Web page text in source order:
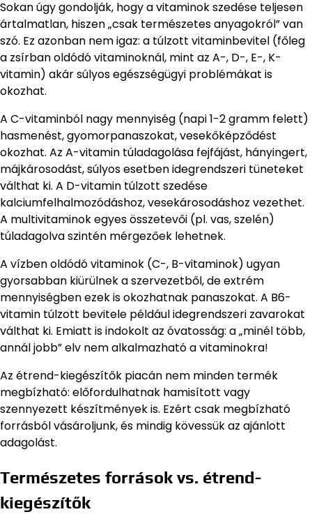
Sokan úgy gondolják, hogy a vitaminok szedése teljesen
ártalmatlan, hiszen „csak természetes anyagokról” van
szó. Ez azonban nem igaz: a túlzott vitaminbevitel (főleg
a zsírban oldódó vitaminoknál, mint az A-, D-, E-, K-
vitamin) akár súlyos egészségügyi problémákat is
okozhat.
A C-vitaminból nagy mennyiség (napi 1-2 gramm felett)
hasmenést, gyomorpanaszokat, vesekőképződést
okozhat. Az A-vitamin túladagolása fejfájást, hányingert,
májkárosodást, súlyos esetben idegrendszeri tüneteket
válthat ki. A D-vitamin túlzott szedése
kalciumfelhalmozódáshoz, vesekárosodáshoz vezethet.
A multivitaminok egyes összetevői (pl. vas, szelén)
túladagolva szintén mérgezőek lehetnek.
A vízben oldódó vitaminok (C-, B-vitaminok) ugyan
gyorsabban kiürülnek a szervezetből, de extrém
mennyiségben ezek is okozhatnak panaszokat. A B6-
vitamin túlzott bevitele például idegrendszeri zavarokat
válthat ki. Emiatt is indokolt az óvatosság: a „minél több,
annál jobb” elv nem alkalmazható a vitaminokra!
Az étrend-kiegészítők piacán nem minden termék
megbízható: előfordulhatnak hamisított vagy
szennyezett készítmények is. Ezért csak megbízható
forrásból vásároljunk, és mindig kövessük az ajánlott
adagolást.
Természetes források vs. étrend-
kiegészítők